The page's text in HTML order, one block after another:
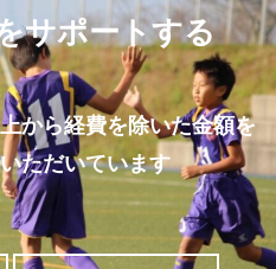
サポートする
から経費を除いた金額を
ただいています